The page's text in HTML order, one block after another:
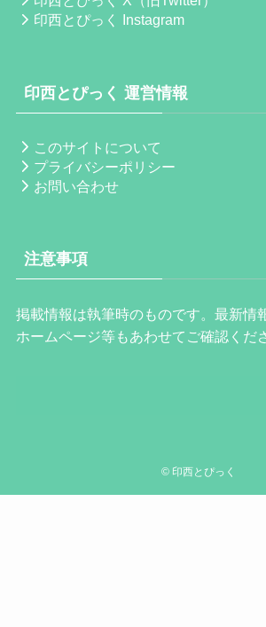
印西とぴっく Instagram
印西とぴっく 運営情報
このサイトについて
プライバシーポリシー
お問い合わせ
注意事項
掲載情報は執筆時のものです。最新情
ホームページ等もあわせてご確認くだ
© 印西とぴっく